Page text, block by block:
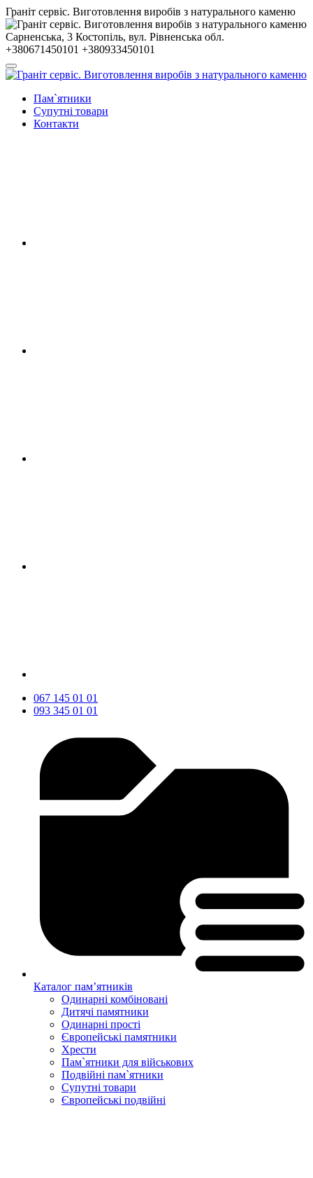
Гранiт сервiс. Виготовлення виробів з натурального каменю
Сарненська, 3 Костопiль, вул. Рiвненська обл.
+380671450101 +380933450101
Пам`ятники
Супутні товари
Контакти
067 145 01 01
093 345 01 01
Каталог пам’ятників
Одинарні комбіновані
Дитячі памятники
Одинарні прості
Європейські памятники
Хрести
Пам`ятники для військових
Подвійні пам`ятники
Супутні товари
Європейські подвійні